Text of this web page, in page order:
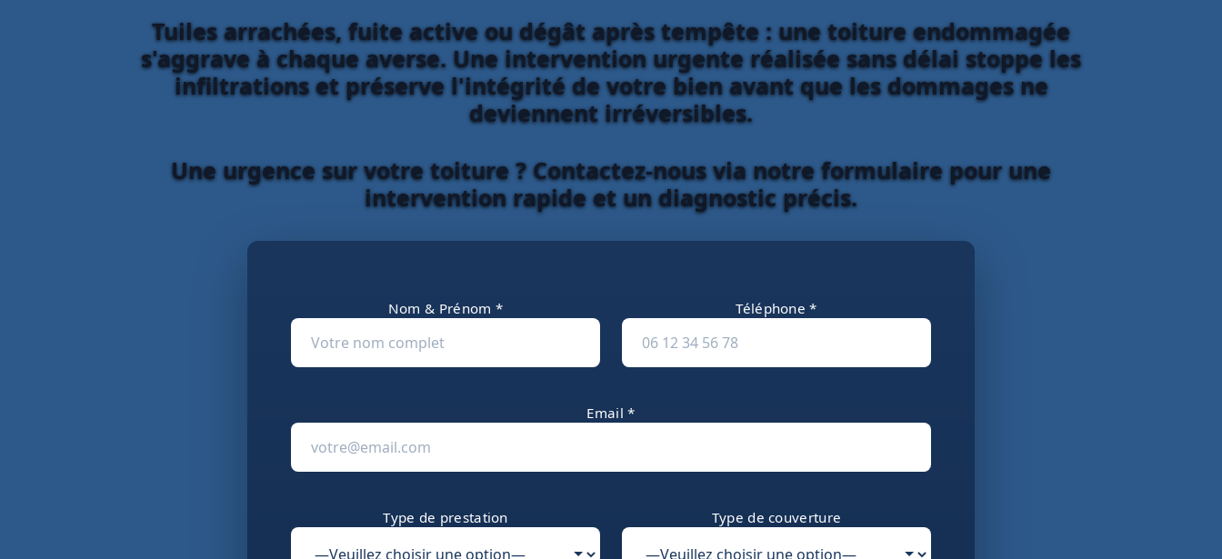
Tuiles arrachées, fuite active ou dégât après tempête : une toiture endommagée
s'aggrave à chaque averse. Une intervention urgente réalisée sans délai stoppe les
infiltrations et préserve l'intégrité de votre bien avant que les dommages ne
deviennent irréversibles.
Une urgence sur votre toiture ? Contactez-nous via notre formulaire pour une
intervention rapide et un diagnostic précis.
Nom & Prénom * Téléphone *
Email *
Type de prestation Type de couverture